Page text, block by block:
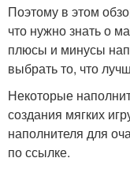
Поэтому в этом
что нужно знать о
плюсы и минусы
выбрать то, что
Некоторые
создания мягких
наполнителя для
по ссылке.